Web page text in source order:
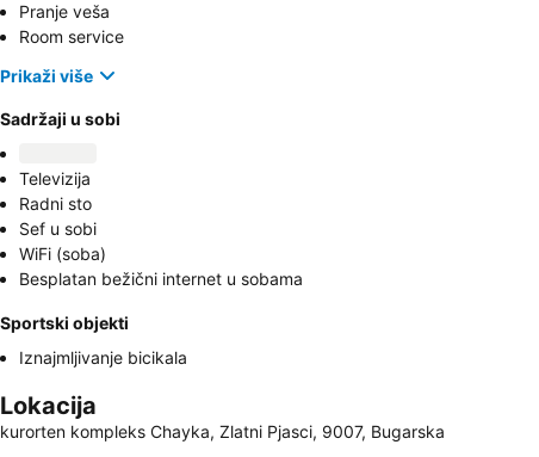
Pranje veša
Room service
Prikaži više
Sadržaji u sobi
Televizija
Radni sto
Sef u sobi
WiFi (soba)
Besplatan bežični internet u sobama
Sportski objekti
Iznajmljivanje bicikala
Lokacija
kurorten kompleks Chayka, Zlatni Pjasci, 9007, Bugarska